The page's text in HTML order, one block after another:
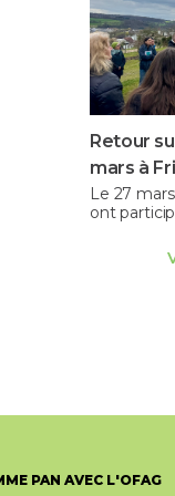
Retour
mars à
Le 27
ont
PAN AVEC L'OFAG